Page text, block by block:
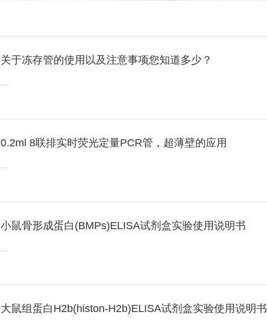
关于冻存管的使用以及注意事项您知道多少？
0.2ml 8联排实时荧光定量PCR管，超薄壁的应用
小鼠骨形成蛋白(BMPs)ELISA试剂盒实验使用说明书
大鼠组蛋白H2b(histon-H2b)ELISA试剂盒实验使用说明书